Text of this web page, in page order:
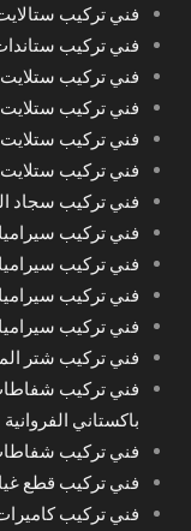
فني تركيب ستالايت
فني تركيب
فني تركيب ستلايت البيان
فني تركيب ستلايت
فني تركيب
فني تركيب ستلايت
فني تركيب سجاد
فني تركيب
فني تركيب
فني تركيب
فني تركيب
فني تركيب شتر
فني تركيب
باكستاني الفروانية
فني تركيب
فني تركيب قطع
فني تركيب